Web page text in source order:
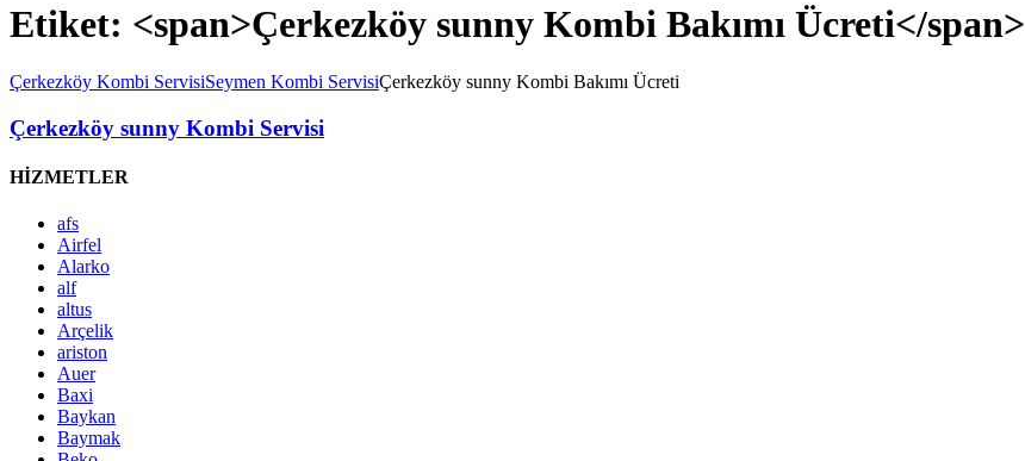
Etiket: <span>Çerkezköy sunny Kombi Bakımı Ücreti</span>
Çerkezköy Kombi ServisiSeymen Kombi ServisiÇerkezköy sunny Kombi Bakımı Ücreti
Çerkezköy sunny Kombi Servisi
HİZMETLER
afs
Airfel
Alarko
alf
altus
Arçelik
ariston
Auer
Baxi
Baykan
Baymak